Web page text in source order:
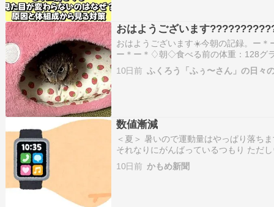
おはようございます
おはようございます☀️今朝の記録。ー＊
ー＊ー＊♢朝◇食べる前の体重：128グ
ズラサプリ：なし食べた量：5グラムペ
＊ー＊ー＊ー＊ー＊ー＊♪ふぅ〜さんの
10日前 ふくろう「ふぅ〜さん」の日々
数値漸減
＜夏＞ 暑いので運動量はやっぱり落ち
それなりにがんばっているつもり ただ
ングスコアがどんどん下がっていって
ん長くなっている そりゃそうだわな～
10日前 かもめ新聞